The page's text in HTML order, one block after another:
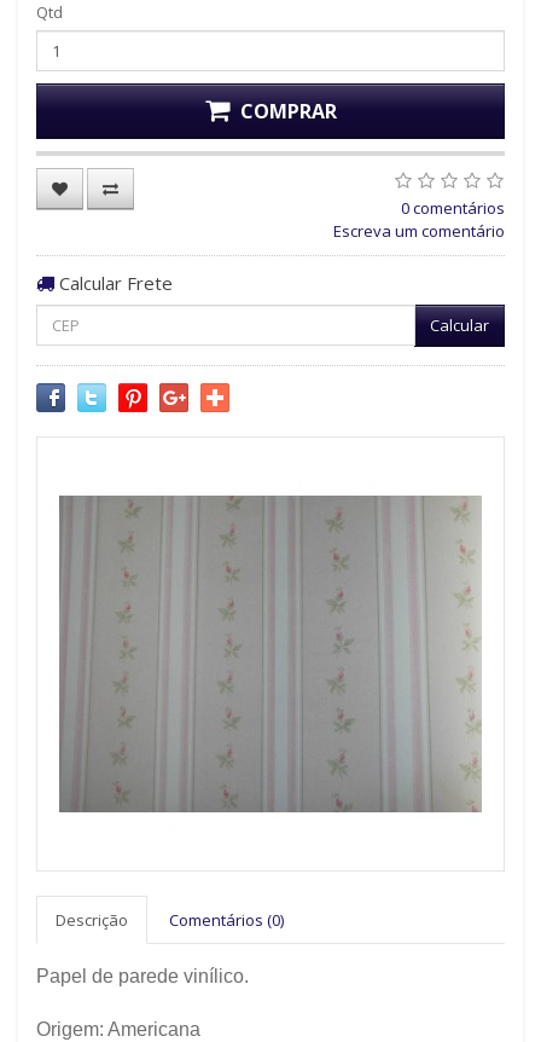
Qtd
COMPRAR
0 comentários
Escreva um comentário
Calcular Frete
Calcular
Descrição Comentários (0)
Papel de parede vinílico.
Origem: Americana